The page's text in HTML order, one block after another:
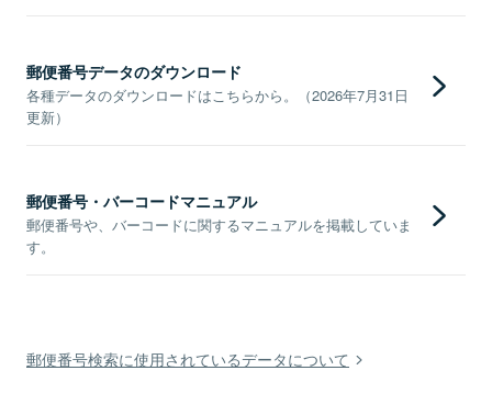
郵便番号データのダウンロード
各種データのダウンロードはこちらから。（2026年7月31日
更新）
郵便番号・バーコードマニュアル
郵便番号や、バーコードに関するマニュアルを掲載していま
す。
郵便番号検索に使用されているデータについて